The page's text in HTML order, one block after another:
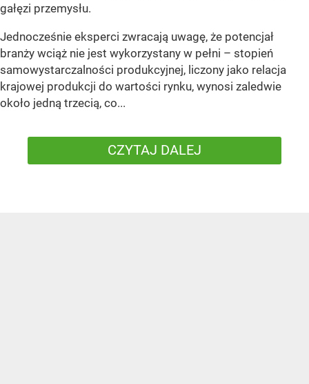
gałęzi przemysłu.
Jednocześnie eksperci zwracają uwagę, że potencjał
branży wciąż nie jest wykorzystany w pełni – stopień
samowystarczalności produkcyjnej, liczony jako relacja
krajowej produkcji do wartości rynku, wynosi zaledwie
około jedną trzecią, co...
CZYTAJ DALEJ